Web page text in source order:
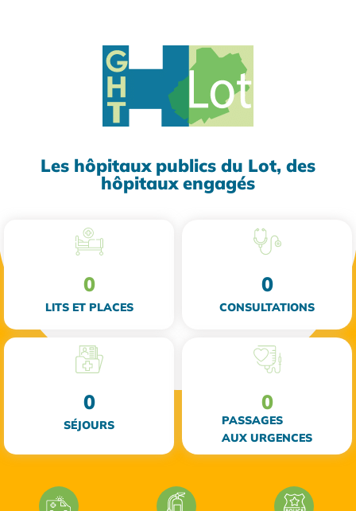
Les hôpitaux publics du Lot, des
hôpitaux engagés
LITS ET PLACES
0
CONSULTATIONS
0
SÉJOURS
0
PASSAGES
AUX URGENCES
0